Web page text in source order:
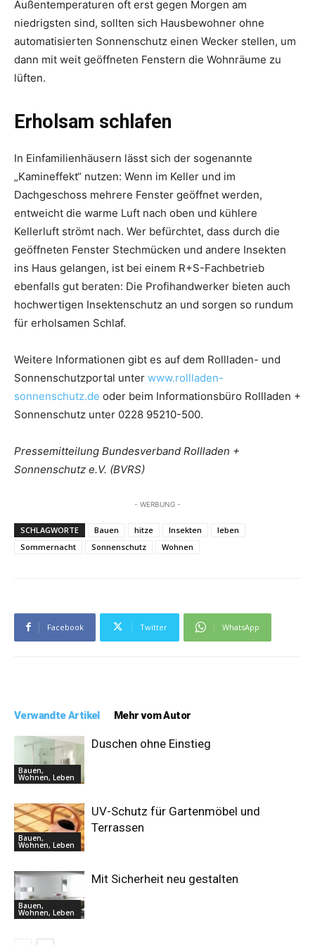
Außentemperaturen oft erst gegen Morgen am
niedrigsten sind, sollten sich Hausbewohner ohne
automatisierten Sonnenschutz einen Wecker stellen, um
dann mit weit geöffneten Fenstern die Wohnräume zu
lüften.
Erholsam schlafen
In Einfamilienhäusern lässt sich der sogenannte
„Kamineffekt“ nutzen: Wenn im Keller und im
Dachgeschoss mehrere Fenster geöffnet werden,
entweicht die warme Luft nach oben und kühlere
Kellerluft strömt nach. Wer befürchtet, dass durch die
geöffneten Fenster Stechmücken und andere Insekten
ins Haus gelangen, ist bei einem R+S-Fachbetrieb
ebenfalls gut beraten: Die Profihandwerker bieten auch
hochwertigen Insektenschutz an und sorgen so rundum
für erholsamen Schlaf.
Weitere Informationen gibt es auf dem Rollladen- und
Sonnenschutzportal unter www.rollladen-
sonnenschutz.de oder beim Informationsbüro Rollladen +
Sonnenschutz unter 0228 95210-500.
Pressemitteilung Bundesverband Rollladen +
Sonnenschutz e.V. (BVRS)
- WERBUNG -
SCHLAGWORTE Bauen hitze Insekten
leben
Sommernacht
Sonnenschutz Wohnen
Facebook Twitter WhatsApp
Verwandte Artikel Mehr vom Autor
Bauen,
Wohnen, Leben
Duschen ohne Einstieg
Bauen,
Wohnen, Leben
UV-Schutz für Gartenmöbel und
Terrassen
Bauen,
Wohnen, Leben
Mit Sicherheit neu gestalten